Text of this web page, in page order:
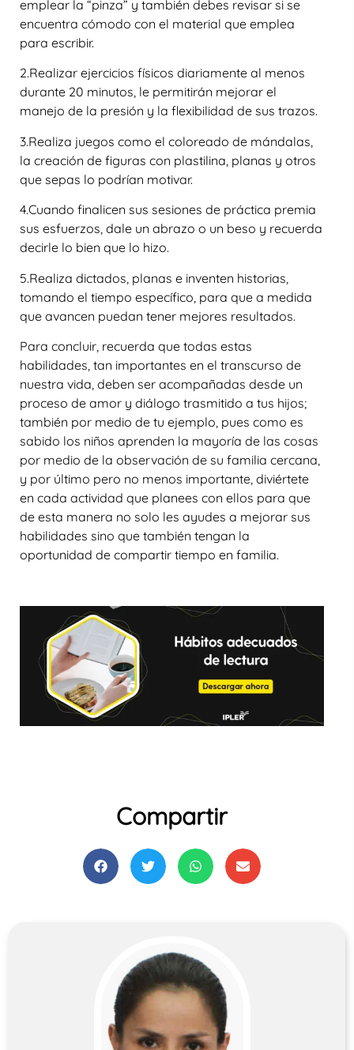
emplear la “pinza” y también debes revisar si se
encuentra cómodo con el material que emplea
para escribir.
2.Realizar ejercicios físicos diariamente al menos
durante 20 minutos, le permitirán mejorar el
manejo de la presión y la flexibilidad de sus trazos.
3.Realiza juegos como el coloreado de mándalas,
la creación de figuras con plastilina, planas y otros
que sepas lo podrían motivar.
4.Cuando finalicen sus sesiones de práctica premia
sus esfuerzos, dale un abrazo o un beso y recuerda
decirle lo bien que lo hizo.
5.Realiza dictados, planas e inventen historias,
tomando el tiempo específico, para que a medida
que avancen puedan tener mejores resultados.
Para concluir, recuerda que todas estas
habilidades, tan importantes en el transcurso de
nuestra vida, deben ser acompañadas desde un
proceso de amor y diálogo trasmitido a tus hijos;
también por medio de tu ejemplo, pues como es
sabido los niños aprenden la mayoría de las cosas
por medio de la observación de su familia cercana,
y por último pero no menos importante, diviértete
en cada actividad que planees con ellos para que
de esta manera no solo les ayudes a mejorar sus
habilidades sino que también tengan la
oportunidad de compartir tiempo en familia.
Compartir